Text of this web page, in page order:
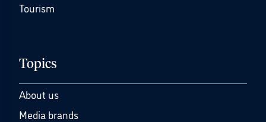
Tourism
Topics
About us
Media brands